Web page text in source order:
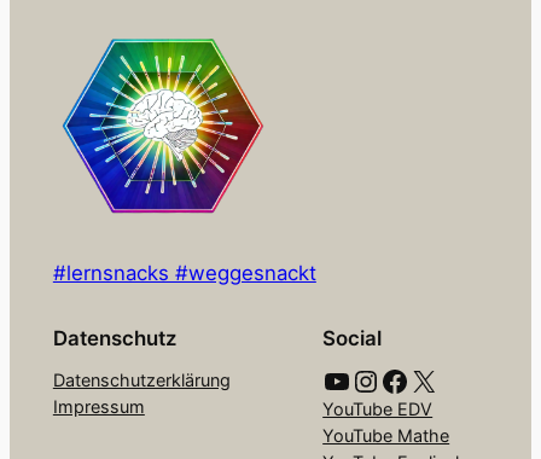
#lernsnacks #weggesnackt
Datenschutz
Datenschutzerklärung
Impressum
Social
YouTube Instagram Facebook X
YouTube EDV
YouTube Mathe